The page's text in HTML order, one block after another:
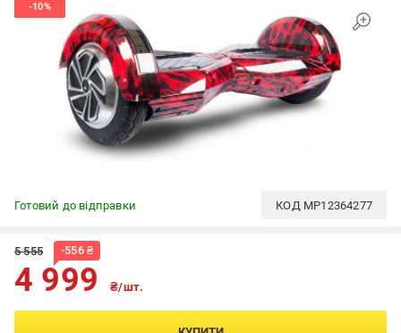
Готовий до відправки КОД MP12364277
5 555 -556₴
4 999 ₴/шт.